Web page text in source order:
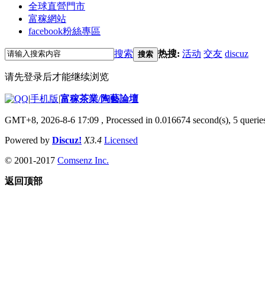
全球直營門市
富稼網站
facebook粉絲專區
搜索 搜索 热搜: 活动 交友 discuz
请先登录后才能继续浏览
|手机版|富稼茶業/陶藝論壇
GMT+8, 2026-8-6 17:09 , Processed in 0.016674 second(s), 5
Powered by Discuz! X3.4 Licensed
© 2001-2017 Comsenz Inc.
返回顶部